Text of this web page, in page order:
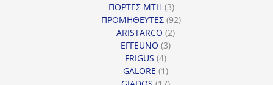
προϊόντα
ΠΟΡΤΕΣ MTH 33
προϊόντα
ΠΡΟΜΗΘΕΥΤΕΣ 9292
ARISTARCO 22
EFFEUNO 33
FRIGUS 44
προϊόντα
GALORE 11